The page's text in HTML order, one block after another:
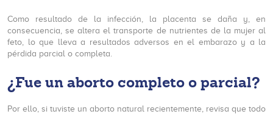
Como resultado de la infección, la placenta se daña y, en
consecuencia, se altera el transporte de nutrientes de la mujer al
feto, lo que lleva a resultados adversos en el embarazo y a la
pérdida parcial o completa.
¿Fue un aborto completo o parcial?
Por ello, si tuviste un aborto natural recientemente, revisa que todo